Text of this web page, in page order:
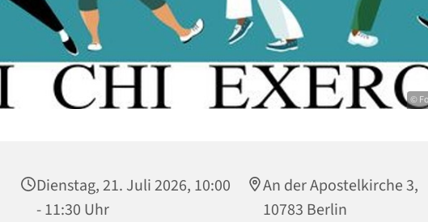
©
Dienstag, 21. Juli 2026, 10:00
- 11:30 Uhr
An der Apostelkirche 3,
10783 Berlin